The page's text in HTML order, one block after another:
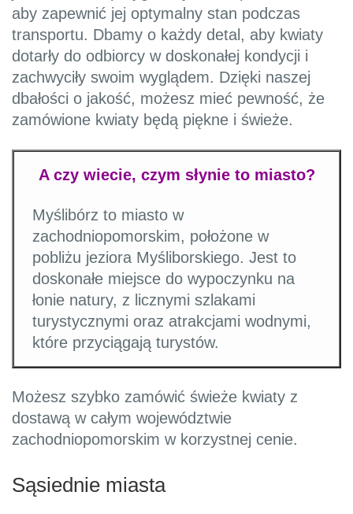
aby zapewnić jej optymalny stan podczas
transportu. Dbamy o każdy detal, aby kwiaty
dotarły do odbiorcy w doskonałej kondycji i
zachwyciły swoim wyglądem. Dzięki naszej
dbałości o jakość, możesz mieć pewność, że
zamówione kwiaty będą piękne i świeże.
A czy wiecie, czym słynie to miasto?
Myślibórz to miasto w
zachodniopomorskim, położone w
pobliżu jeziora Myśliborskiego. Jest to
doskonałe miejsce do wypoczynku na
łonie natury, z licznymi szlakami
turystycznymi oraz atrakcjami wodnymi,
które przyciągają turystów.
Możesz szybko zamówić świeże kwiaty z
dostawą w całym województwie
zachodniopomorskim w korzystnej cenie.
Sąsiednie miasta